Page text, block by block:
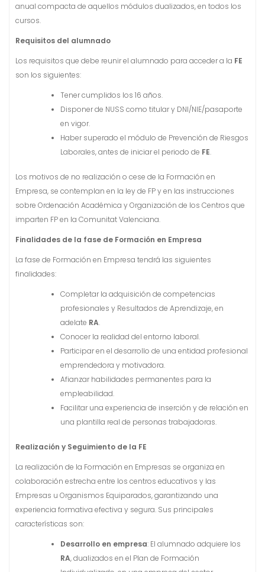
anual compacta de aquellos módulos dualizados, en todos los
cursos.
Requisitos del alumnado
Los requisitos que debe reunir el alumnado para acceder a la FE
son los siguientes:
Tener cumplidos los 16 años.
Disponer de NUSS como titular y DNI/NIE/pasaporte
en vigor.
Haber superado el módulo de Prevención de Riesgos
Laborales, antes de iniciar el periodo de FE.
Los motivos de no realización o cese de la Formación en
Empresa, se contemplan en la ley de FP y en las instrucciones
sobre Ordenación Académica y Organización de los Centros que
imparten FP en la Comunitat Valenciana.
Finalidades de la fase de Formación en Empresa
La fase de Formación en Empresa tendrá las siguientes
finalidades:
Completar la adquisición de competencias
profesionales y Resultados de Aprendizaje, en
adelate RA.
Conocer la realidad del entorno laboral.
Participar en el desarrollo de una entidad profesional
emprendedora y motivadora.
Afianzar habilidades permanentes para la
empleabilidad.
Facilitar una experiencia de inserción y de relación en
una plantilla real de personas trabajadoras.
Realización y Seguimiento de la FE
La realización de la Formación en Empresas se organiza en
colaboración estrecha entre los centros educativos y las
Empresas u Organismos Equiparados, garantizando una
experiencia formativa efectiva y segura. Sus principales
características son:
Desarrollo en empresa: El alumnado adquiere los
RA, dualizados en el Plan de Formación